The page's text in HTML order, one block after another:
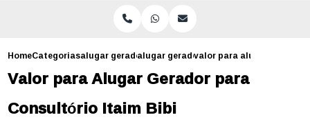
HomeCategoriasalugar geradoresalugar gerador de energia
valor para alugar
Valor para Alugar Gerador para
Consultório Itaim Bibi